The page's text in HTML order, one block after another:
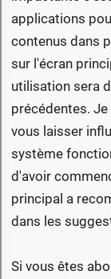
applications
contenus dans
sur l'écran
utilisation sera
précédentes.
vous laisser
système
d'avoir
principal a
dans les
Si vous êtes